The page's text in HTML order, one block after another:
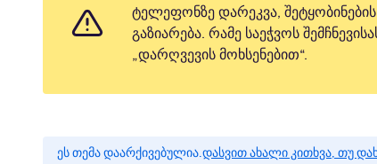
ტელეფონზე დარეკვა, შეტყობინების
გაზიარება. რამე საეჭვოს
„დარღვევის მოხსენებით“.
ეს თემა დაარქივებულია.დასვით ახალი კითხვა, თუ